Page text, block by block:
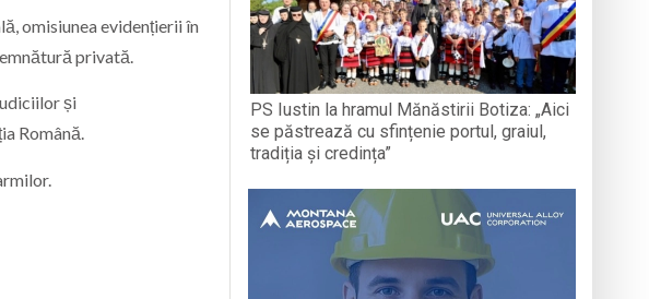
omisiunea evidențierii în
privată.
și
Română.
PS Iustin la hramul Mănăstirii Botiza: „Aici
se păstrează cu sfințenie portul, graiul,
tradiția și credința”